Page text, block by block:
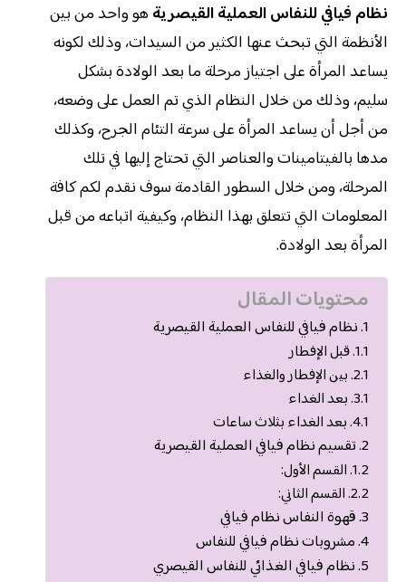
نظام فيافي للنفاس العملية القيصرية هو واحد من بين
الأنظمة التي تبحث عنها الكثير من السيدات، وذلك لكونه
يساعد المرأة على اجتياز مرحلة ما بعد الولادة بشكل
سليم، وذلك من خلال النظام الذي تم العمل على وضعه،
من أجل أن يساعد المرأة على سرعة التئام الجرح، وكذلك
مدها بالفيتامينات والعناصر التي تحتاج إليها في تلك
المرحلة، ومن خلال السطور القادمة سوف نقدم لكم كافة
المعلومات التي تتعلق بهذا النظام، وكيفية اتباعه من قبل
المرأة بعد الولادة.
محتويات المقال
نظام فيافي للنفاس العملية القيصرية
قبل الإفطار
بين الإفطار والغذاء
بعد الغداء
بعد الغداء بثلاث ساعات
تقسيم نظام فيافي العملية القيصرية
القسم الأول:
القسم الثاني:
قهوة النفاس نظام فيافي
مشروبات نظام فيافي للنفاس
نظام فيافي الغذائي للنفاس القيصري